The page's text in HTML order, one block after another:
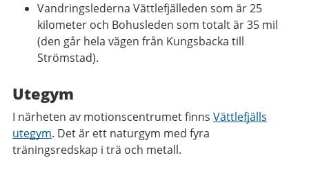
Vandringslederna Vättlefjälleden som är 25
kilometer och Bohusleden som totalt är 35 mil
(den går hela vägen från Kungsbacka till
Strömstad).
Utegym
I närheten av motionscentrumet finns Vättlefjälls
utegym. Det är ett naturgym med fyra
träningsredskap i trä och metall.